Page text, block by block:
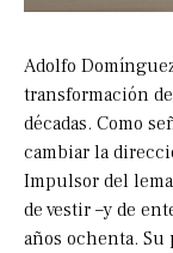
Adolfo
transformación
décadas. Como
cambiar la
Impulsor del
de vestir –y de
años ochenta.